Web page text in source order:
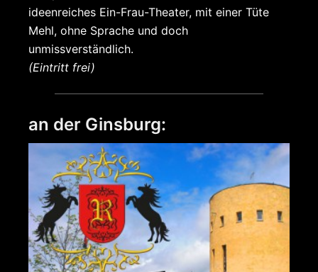
ideenreiches Ein-Frau-Theater, mit einer Tüte
Mehl, ohne Sprache und doch
unmissverständlich.
(Eintritt frei)
an der Ginsburg: